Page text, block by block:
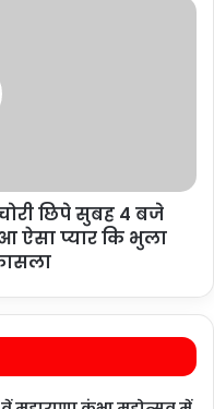
छिपे सुबह 4 बजे
ऐसा प्यार कि भुला